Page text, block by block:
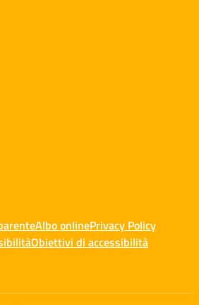
Albo onlinePrivacy Policy
Obiettivi di accessibilità